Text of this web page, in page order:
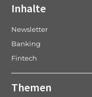
Inhalte
Newsletter
Banking
Fintech
Themen